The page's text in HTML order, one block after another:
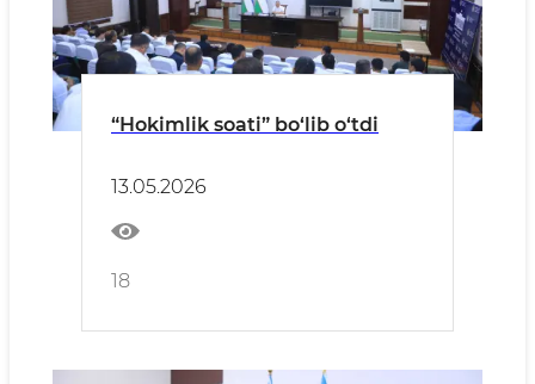
“Hokimlik soati” bo‘lib o‘tdi
13.05.2026
18